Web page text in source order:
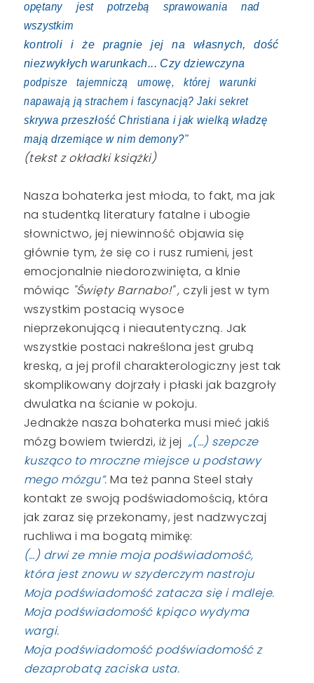
opętany jest potrzebą sprawowania nad
wszystkim
kontroli i że pragnie jej na własnych, dość
niezwykłych warunkach... Czy dziewczyna
podpisze tajemniczą umowę, której warunki
napawają ją strachem i fascynacją? Jaki sekret
skrywa przeszłość Christiana i jak wielką władzę
mają drzemiące w nim demony?"
(tekst z okładki książki)
Nasza bohaterka jest młoda, to fakt, ma jak
na studentką literatury fatalne i ubogie
słownictwo, jej niewinność objawia się
głównie tym, że się co i rusz rumieni, jest
emocjonalnie niedorozwinięta, a klnie
mówiąc "Święty Barnabo!" , czyli jest w tym
wszystkim postacią wysoce
nieprzekonującą i nieautentyczną. Jak
wszystkie postaci nakreślona jest grubą
kreską, a jej profil charakterologiczny jest tak
skomplikowany dojrzały i płaski jak bazgroły
dwulatka na ścianie w pokoju.
Jednakże nasza bohaterka musi mieć jakiś
mózg bowiem twierdzi, iż jej „(…) szepcze
kusząco to mroczne miejsce u podstawy
mego mózgu”.Ma też panna Steel stały
kontakt ze swoją podświadomością, która
jak zaraz się przekonamy, jest nadzwyczaj
ruchliwa i ma bogatą mimikę:
(…) drwi ze mnie moja podświadomość,
która jest znowu w szyderczym nastroju
Moja podświadomość zatacza się i mdleje.
Moja podświadomość kpiąco wydyma
wargi.
Moja podświadomość podświadomość z
dezaprobatą zaciska usta.